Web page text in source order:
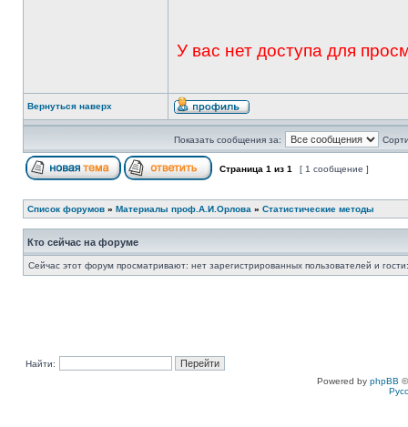
У вас нет доступа для
Вернуться наверх
Показать сообщения за:
Страница 1 из 1 [ 1 сообщение ]
Список форумов » Материалы проф.А.И.Орлова » Статистические методы
Кто сейчас на форуме
Сейчас этот форум просматривают: нет зарегистрированных пользователей и
Найти:
Powered by phpBB